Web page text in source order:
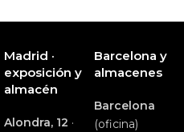
Madrid ·
exposición y
almacén
Alondra, 12 ·
Barcelona y
almacenes
Barcelona
(oficina)